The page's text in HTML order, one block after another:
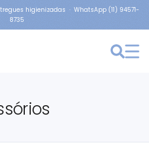
higienizadas · WhatsApp (11) 94571-
8735